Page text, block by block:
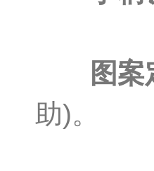
图案
助)。